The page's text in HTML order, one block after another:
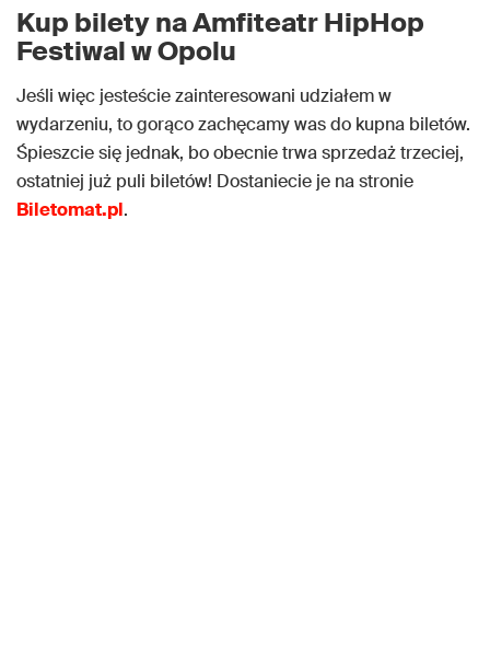
Kup bilety na Amfiteatr HipHop
Festiwal w Opolu
Jeśli więc jesteście zainteresowani udziałem w
wydarzeniu, to gorąco zachęcamy was do kupna biletów.
Śpieszcie się jednak, bo obecnie trwa sprzedaż trzeciej,
ostatniej już puli biletów! Dostaniecie je na stronie
Biletomat.pl.